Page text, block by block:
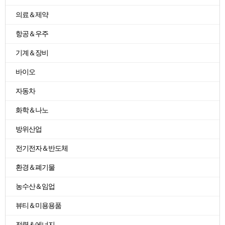
의료＆제약
항공＆우주
기계＆장비
바이오
자동차
화학＆나노
방위산업
전기전자＆반도체
환경＆폐기물
농수산＆임업
뷰티＆미용용품